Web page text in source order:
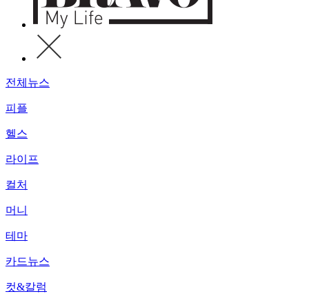
전체뉴스
피플
헬스
라이프
컬처
머니
테마
카드뉴스
컷&칼럼